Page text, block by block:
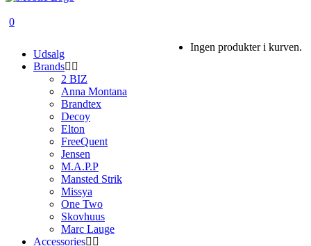
0
Ingen produkter i kurven.
Udsalg
Brands
2 BIZ
Anna Montana
Brandtex
Decoy
Elton
FreeQuent
Jensen
M.A.P.P
Mansted Strik
Missya
One Two
Skovhuus
Marc Lauge
Accessories